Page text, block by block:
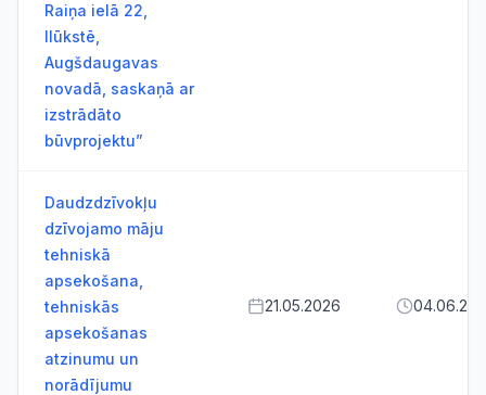
Raiņa ielā 22,
Ilūkstē,
Augšdaugavas
novadā, saskaņā ar
izstrādāto
būvprojektu”
Daudzdzīvokļu
dzīvojamo māju
tehniskā
apsekošana,
tehniskās
apsekošanas
atzinumu un
norādījumu
21.05.2026